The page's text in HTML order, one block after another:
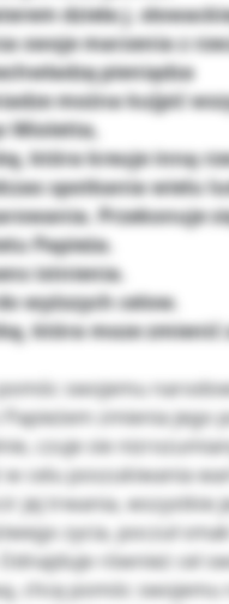
dzieła j.
swoje marzenia z
pieniądza
można ku[pić
Wioletta,
która kreuje inną
spotkania wielu
Przekonuje
Papieża.
istnienia.
wyższych celow.
która moze zmienić
swojemu
zmienia jego
czuje sie
celu poszukiwania
jej trwania, wszystkie
zycia, poczuł smak
również cel
chcę pomóc